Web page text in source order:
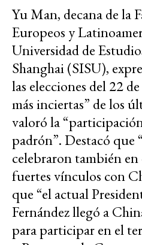
Yu Man, decana de la
Europeos y
Universidad de
Shanghai (SISU),
las elecciones del 22
más inciertas” de los
valoró la
padrón”. Destacó que
celebraron también
fuertes vínculos con
que “el actual
Fernández llegó a
para participar en el